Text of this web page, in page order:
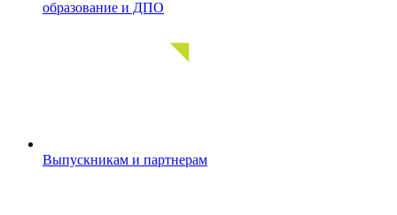
образование и ДПО
Выпускникам и партнерам